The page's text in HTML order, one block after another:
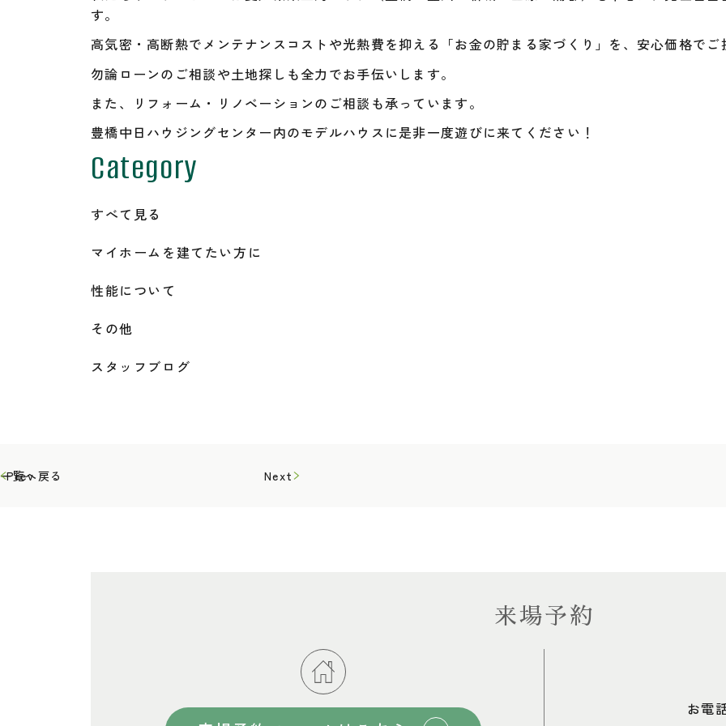
す。
高気密・高断熱でメンテナンスコストや光熱費を抑える「お金の貯まる家づくり」を、安心価格でご
勿論ローンのご相談や土地探しも全力でお手伝いします。
また、リフォーム・リノベーションのご相談も承っています。
豊橋中日ハウジングセンター内のモデルハウスに是非一度遊びに来てください！
Category
すべて見る
マイホームを建てたい方に
性能について
その他
スタッフブログ
一覧へ戻る
Prev Next
来場予約
お電